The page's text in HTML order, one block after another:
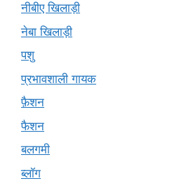
नीबीए खिलाड़ी
नेबा खिलाड़ी
पशु
प्रभावशाली गायक
फ़ैशन
फैशन
बलगमी
ब्लॉग